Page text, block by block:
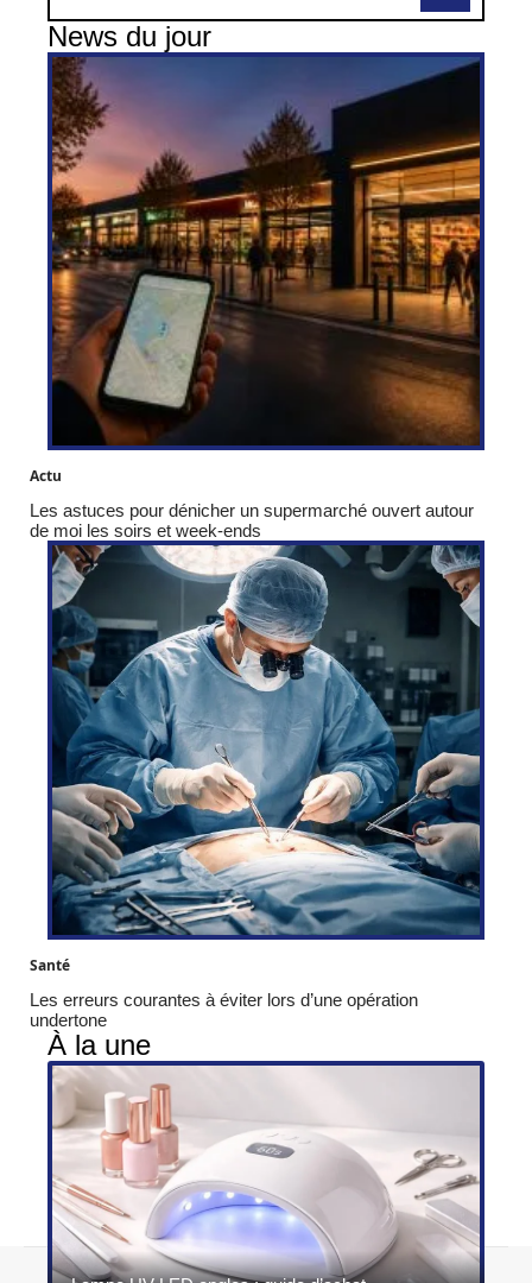
News du jour
Actu
Les astuces pour dénicher un supermarché ouvert autour
de moi les soirs et week-ends
Santé
Les erreurs courantes à éviter lors d’une opération
undertone
À la une
Contact Mentions légales Sitemap